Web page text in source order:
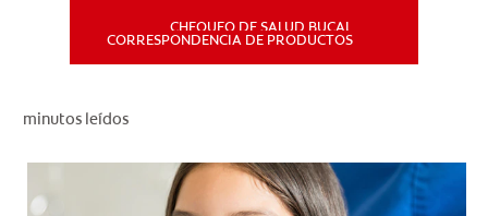
CHEQUEO DE SALUD BUCAL
CORRESPONDENCIA DE PRODUCTOS
minutos leídos